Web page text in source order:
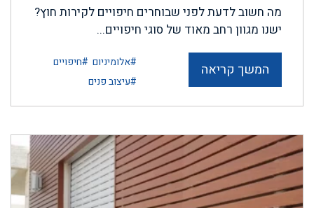
מה חשוב לדעת לפני שבוחרים חיפויים לקירות חוץ?
ישנו מגוון רחב מאוד של סוגי חיפויים...
המשך קריאה #אלומיניום #חיפויים
#עיצוב פנים